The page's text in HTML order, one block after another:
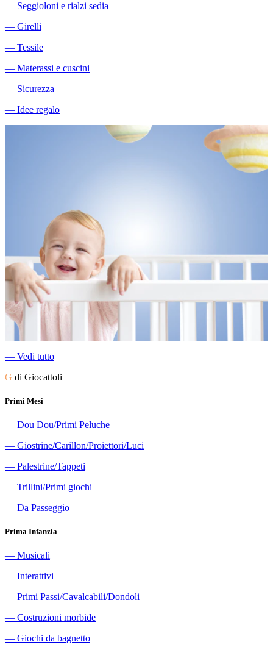
― Seggioloni e rialzi sedia
― Girelli
― Tessile
― Materassi e cuscini
― Sicurezza
― Idee regalo
― Vedi tutto
G di Giocattoli
Primi Mesi
― Dou Dou/Primi Peluche
― Giostrine/Carillon/Proiettori/Luci
― Palestrine/Tappeti
― Trillini/Primi giochi
― Da Passeggio
Prima Infanzia
― Musicali
― Interattivi
― Primi Passi/Cavalcabili/Dondoli
― Costruzioni morbide
― Giochi da bagnetto